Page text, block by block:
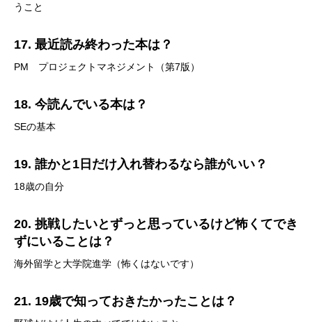
うこと
17. 最近読み終わった本は？
PM プロジェクトマネジメント（第7版）
18. 今読んでいる本は？
SEの基本
19. 誰かと1日だけ入れ替わるなら誰がいい？
18歳の自分
20. 挑戦したいとずっと思っているけど怖くてでき
ずにいることは？
海外留学と大学院進学（怖くはないです）
21. 19歳で知っておきたかったことは？